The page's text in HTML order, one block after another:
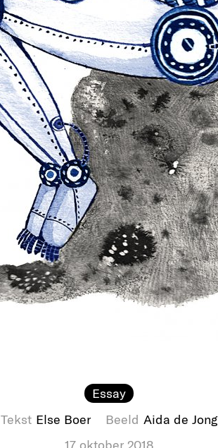
Essay
Tekst Else Boer Beeld Aida de Jong
17 oktober 2018